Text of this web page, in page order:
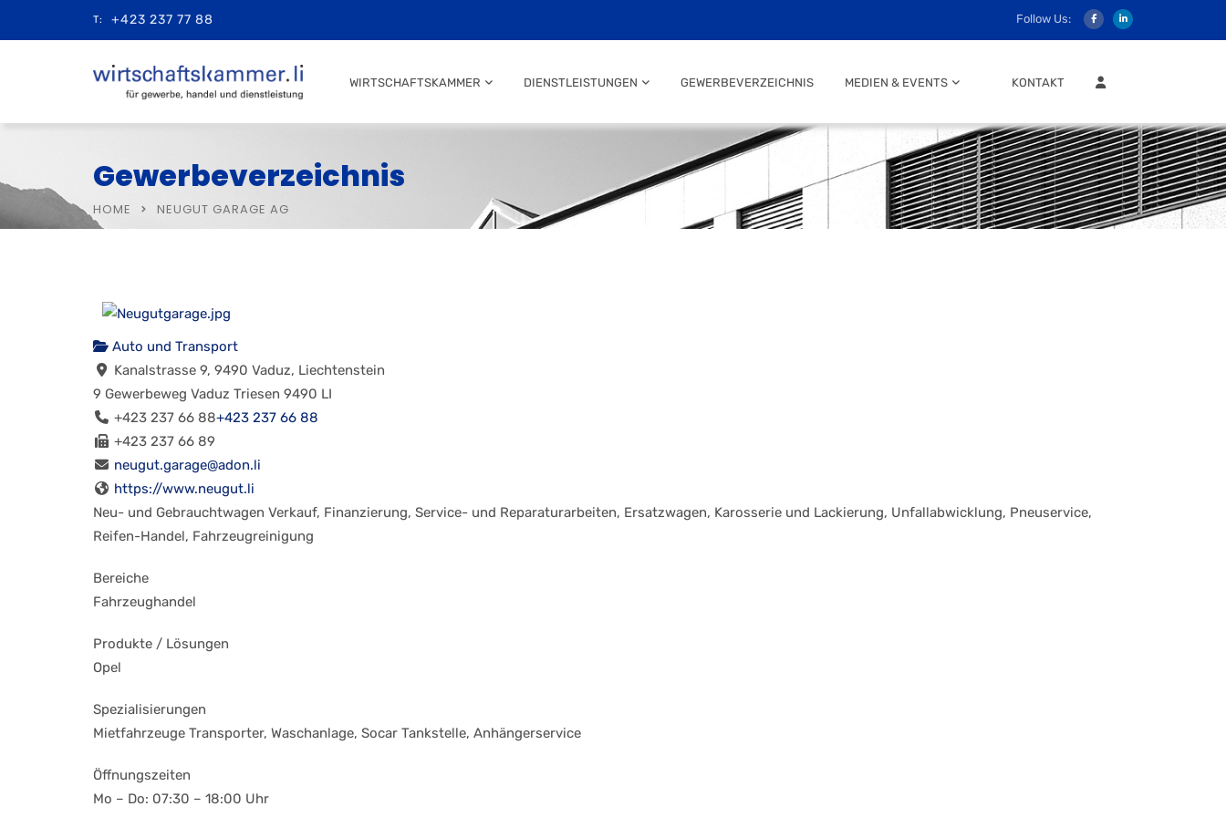
T: +423 237 77 88 Follow Us:
WIRTSCHAFTSKAMMER DIENSTLEISTUNGEN GEWERBEVERZEICHNIS MEDIEN & EVENTS KONTAKT MITGLIEDER LOGIN
Gewerbeverzeichnis
HOME NEUGUT GARAGE AG
Auto und Transport
Kanalstrasse 9, 9490 Vaduz, Liechtenstein
9 Gewerbeweg Vaduz Triesen 9490 LI
+423 237 66 88+423 237 66 88
+423 237 66 89
neugut.garage@adon.li
https://www.neugut.li
Neu- und Gebrauchtwagen Verkauf, Finanzierung, Service- und Reparaturarbeiten, Ersatzwagen, Karosserie und Lackierung, Unfallabwicklung, Pneuservice,
Reifen-Handel, Fahrzeugreinigung
Bereiche
Fahrzeughandel
Produkte / Lösungen
Opel
Spezialisierungen
Mietfahrzeuge Transporter, Waschanlage, Socar Tankstelle, Anhängerservice
Öffnungszeiten
Mo – Do: 07:30 – 18:00 Uhr